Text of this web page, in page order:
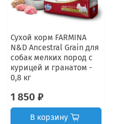
Сухой корм FARMINA
N&D Ancestral Grain для
собак мелких пород с
курицей и гранатом -
0,8 кг
1 850 ₽
В корзину